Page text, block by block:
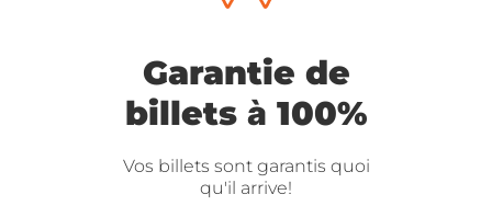
Garantie de
billets à 100%
Vos billets sont garantis quoi
qu'il arrive!